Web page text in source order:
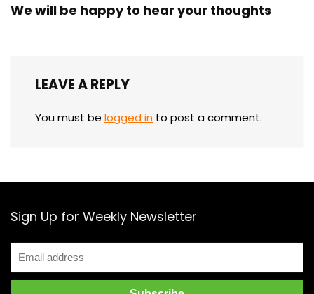
We will be happy to hear your thoughts
LEAVE A REPLY
You must be logged in to post a comment.
Sign Up for Weekly Newsletter